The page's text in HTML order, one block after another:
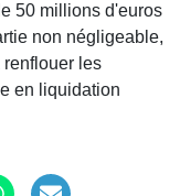
50 millions d'euros
non négligeable,
les
en liquidation